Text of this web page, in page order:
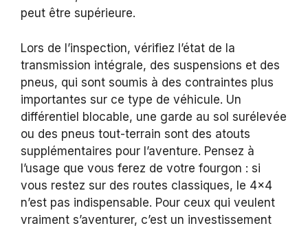
peut être supérieure.
Lors de l’inspection, vérifiez l’état de la
transmission intégrale, des suspensions et des
pneus, qui sont soumis à des contraintes plus
importantes sur ce type de véhicule. Un
différentiel blocable, une garde au sol surélevée
ou des pneus tout-terrain sont des atouts
supplémentaires pour l’aventure. Pensez à
l’usage que vous ferez de votre fourgon : si
vous restez sur des routes classiques, le 4×4
n’est pas indispensable. Pour ceux qui veulent
vraiment s’aventurer, c’est un investissement